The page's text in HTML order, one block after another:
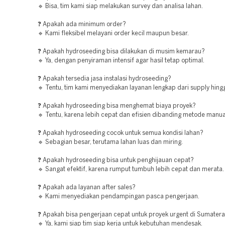
🔹 Bisa, tim kami siap melakukan survey dan analisa lahan.
❓ Apakah ada minimum order?
🔹 Kami fleksibel melayani order kecil maupun besar.
❓ Apakah hydroseeding bisa dilakukan di musim kemarau?
🔹 Ya, dengan penyiraman intensif agar hasil tetap optimal.
❓ Apakah tersedia jasa instalasi hydroseeding?
🔹 Tentu, tim kami menyediakan layanan lengkap dari supply
❓ Apakah hydroseeding bisa menghemat biaya proyek?
🔹 Tentu, karena lebih cepat dan efisien dibanding metode
❓ Apakah hydroseeding cocok untuk semua kondisi lahan?
🔹 Sebagian besar, terutama lahan luas dan miring.
❓ Apakah hydroseeding bisa untuk penghijauan cepat?
🔹 Sangat efektif, karena rumput tumbuh lebih cepat dan merata.
❓ Apakah ada layanan after sales?
🔹 Kami menyediakan pendampingan pasca pengerjaan.
❓ Apakah bisa pengerjaan cepat untuk proyek urgent di
🔹 Ya, kami siap tim siap kerja untuk kebutuhan mendesak.